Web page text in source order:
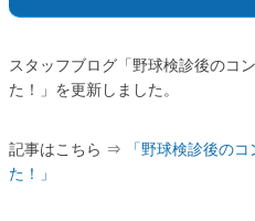
スタッフブログ「野球検診後のコ
た！」を更新しました。
記事はこちら ⇒
「野球検診後の
た！」